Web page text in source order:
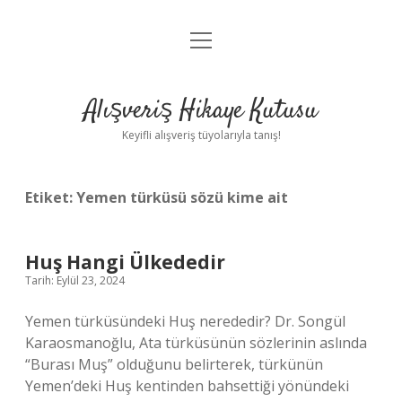
Anasayfa
Yasal Uyarı
menüyü
Alışveriş Hikaye Kutusu
Keyifli alışveriş tüyolarıyla tanış!
Etiket:Yemen türküsü sözü kime ait
Huş Hangi Ülkededir
Tarih: Eylül 23, 2024
Yemen türküsündeki Huş nerededir? Dr. Songül
Karaosmanoğlu, Ata türküsünün sözlerinin aslında
“Burası Muş” olduğunu belirterek, türkünün
Yemen’deki Huş kentinden bahsettiği yönündeki